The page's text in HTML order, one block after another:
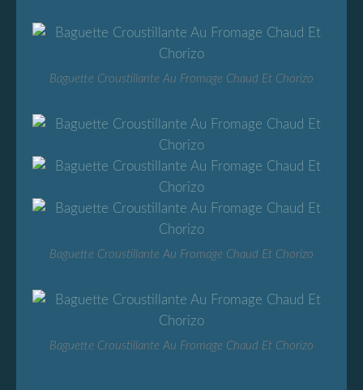
Baguette Croustillante Au Fromage Chaud Et Chorizo
Baguette Croustillante Au Fromage Chaud Et Chorizo
Baguette Croustillante Au Fromage Chaud Et Chorizo